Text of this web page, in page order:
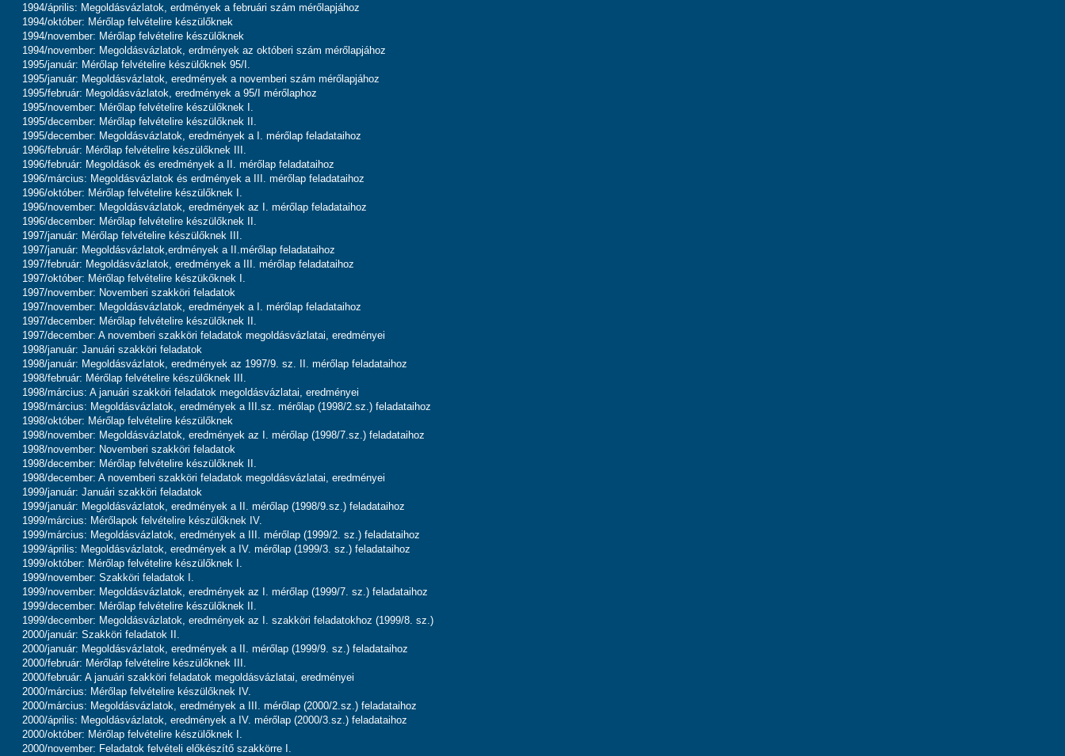
1994/április: Megoldásvázlatok, erdmények a februári szám mérőlapjához
1994/október: Mérőlap felvételire készülőknek
1994/november: Mérőlap felvételire készülőknek
1994/november: Megoldásvázlatok, erdmények az októberi szám mérőlapjához
1995/január: Mérőlap felvételire készülőknek 95/I.
1995/január: Megoldásvázlatok, eredmények a novemberi szám mérőlapjához
1995/február: Megoldásvázlatok, eredmények a 95/I mérőlaphoz
1995/november: Mérőlap felvételire készülőknek I.
1995/december: Mérőlap felvételire készülőknek II.
1995/december: Megoldásvázlatok, eredmények a I. mérőlap feladataihoz
1996/február: Mérőlap felvételire készülőknek III.
1996/február: Megoldások és eredmények a II. mérőlap feladataihoz
1996/március: Megoldásvázlatok és erdmények a III. mérőlap feladataihoz
1996/október: Mérőlap felvételire készülőknek I.
1996/november: Megoldásvázlatok, eredmények az I. mérőlap feladataihoz
1996/december: Mérőlap felvételire készülőknek II.
1997/január: Mérőlap felvételire készülőknek III.
1997/január: Megoldásvázlatok,erdmények a II.mérőlap feladataihoz
1997/február: Megoldásvázlatok, eredmények a III. mérőlap feladataihoz
1997/október: Mérőlap felvételire készükőknek I.
1997/november: Novemberi szakköri feladatok
1997/november: Megoldásvázlatok, eredmények a I. mérőlap feladataihoz
1997/december: Mérőlap felvételire készülőknek II.
1997/december: A novemberi szakköri feladatok megoldásvázlatai, eredményei
1998/január: Januári szakköri feladatok
1998/január: Megoldásvázlatok, eredmények az 1997/9. sz. II. mérőlap feladataihoz
1998/február: Mérőlap felvételire készülőknek III.
1998/március: A januári szakköri feladatok megoldásvázlatai, eredményei
1998/március: Megoldásvázlatok, eredmények a III.sz. mérőlap (1998/2.sz.) feladataihoz
1998/október: Mérőlap felvételire készülőknek
1998/november: Megoldásvázlatok, eredmények az I. mérőlap (1998/7.sz.) feladataihoz
1998/november: Novemberi szakköri feladatok
1998/december: Mérőlap felvételire készülőknek II.
1998/december: A novemberi szakköri feladatok megoldásvázlatai, eredményei
1999/január: Januári szakköri feladatok
1999/január: Megoldásvázlatok, eredmények a II. mérőlap (1998/9.sz.) feladataihoz
1999/március: Mérőlapok felvételire készülőknek IV.
1999/március: Megoldásvázlatok, eredmények a III. mérőlap (1999/2. sz.) feladataihoz
1999/április: Megoldásvázlatok, eredmények a IV. mérőlap (1999/3. sz.) feladataihoz
1999/október: Mérőlap felvételire készülőknek I.
1999/november: Szakköri feladatok I.
1999/november: Megoldásvázlatok, eredmények az I. mérőlap (1999/7. sz.) feladataihoz
1999/december: Mérőlap felvételire készülőknek II.
1999/december: Megoldásvázlatok, eredmények az I. szakköri feladatokhoz (1999/8. sz.)
2000/január: Szakköri feladatok II.
2000/január: Megoldásvázlatok, eredmények a II. mérőlap (1999/9. sz.) feladataihoz
2000/február: Mérőlap felvételire készülőknek III.
2000/február: A januári szakköri feladatok megoldásvázlatai, eredményei
2000/március: Mérőlap felvételire készülőknek IV.
2000/március: Megoldásvázlatok, eredmények a III. mérőlap (2000/2.sz.) feladataihoz
2000/április: Megoldásvázlatok, eredmények a IV. mérőlap (2000/3.sz.) feladataihoz
2000/október: Mérőlap felvételire készülőknek I.
2000/november: Feladatok felvételi előkészítő szakkörre I.